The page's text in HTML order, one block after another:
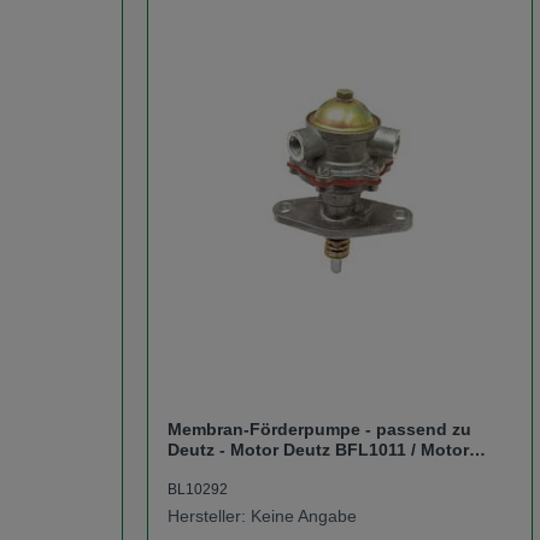
Membran-Förderpumpe - passend zu
Deutz - Motor Deutz BFL1011 / Motor
BL10292
Hersteller: Keine Angabe